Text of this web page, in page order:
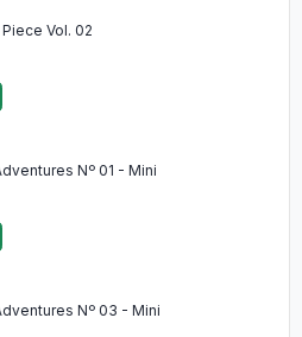
Vol. 02
Nº 01 - Mini
Nº 03 - Mini